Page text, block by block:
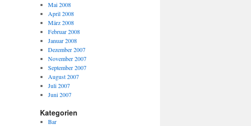
Mai 2008
April 2008
März 2008
Februar 2008
Januar 2008
Dezember 2007
November 2007
September 2007
August 2007
Juli 2007
Juni 2007
Kategorien
Bar